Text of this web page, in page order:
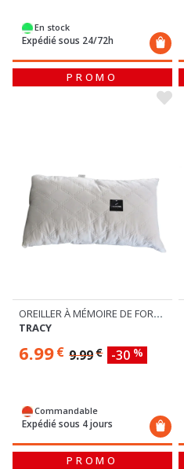
En stock
Expédié sous 24/72h
PROMO
OREILLER À MÉMOIRE DE FORME
TRACY
6.99€ 9.99€ -30 %
Commandable
Expédié sous 4 jours
PROMO